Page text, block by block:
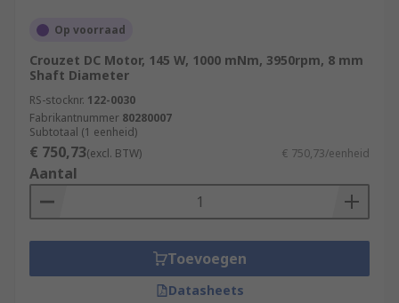
Op voorraad
Crouzet DC Motor, 145 W, 1000 mNm, 3950rpm, 8 mm
Shaft Diameter
RS-stocknr. 122-0030
Fabrikantnummer 80280007
Subtotaal (1 eenheid)
€ 750,73(excl. BTW) € 750,73/eenheid
Aantal
Toevoegen
Datasheets